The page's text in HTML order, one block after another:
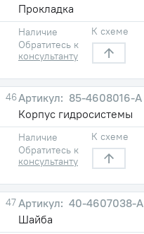
Прокладка
Наличие
Обратитесь к
консультанту
К схеме
46
85-4608016-A
Корпус гидросистемы
Наличие
Обратитесь к
консультанту
К схеме
47
40-4607038-A
Шайба